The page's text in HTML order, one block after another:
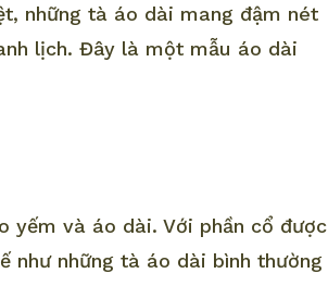
những tà áo dài mang đậm nét
lịch. Đây là một mẫu áo dài
yếm và áo dài. Với phần cổ được
như những tà áo dài bình thường